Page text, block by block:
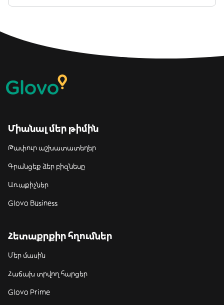
Միանալ մեր թիմին
Թափուր աշխատատեղեր
Գրանցեք ձեր բիզնեսը
Առաքիչներ
Glovo Business
Հետաքրքիր հղումներ
Մեր մասին
Հաճախ տրվող հարցեր
Glovo Prime